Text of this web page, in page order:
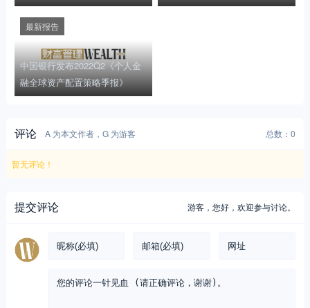
行使命
中国银行发布2022Q2《个人金
融全球资产配置策略季报》
最新报告
评论 A 为本文作者，G 为游客 总数：0
暂无评论！
提交评论 游客，您好，欢迎参与讨论。